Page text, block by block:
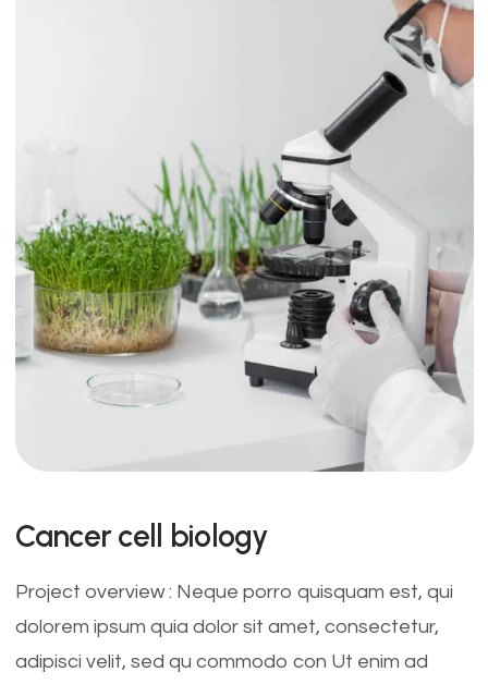
Cancer cell biology
Project overview : Neque porro quisquam est, qui
dolorem ipsum quia dolor sit amet, consectetur,
adipisci velit, sed qu commodo con Ut enim ad